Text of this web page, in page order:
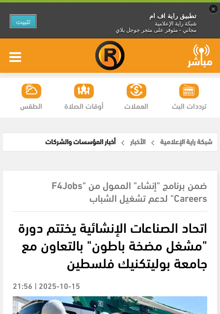
×
تطبيق راية اف ام
شبكة راية الإعلامية
مجاني - متوفر على متجر جوجل بلاي
تثبيت
الطقس أوقات الصلاة العملات ترددات البث
شبكة راية الإعلامية الأخبار أخبار المؤسسات والشركات
ضمن برنامج "إنشاء" الممول من "F4Jobs
Careers" لدعم تشغيل الشباب
اتحاد الصناعات الإنشائية يختتم دورة
"مشغل مضخة باطون" بالتعاون مع
جامعة بوليتكنيك فلسطين
2025-10-15 | 21:56